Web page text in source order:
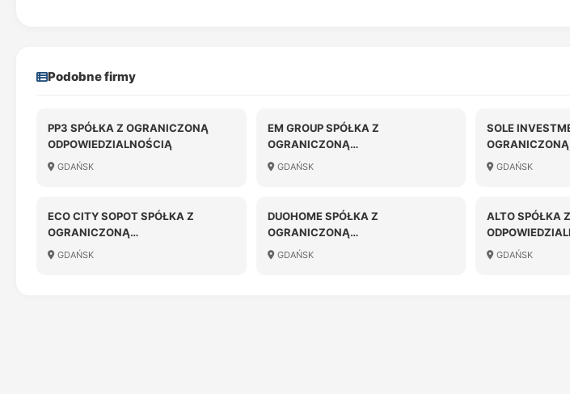
Podobne firmy
PP3 SPÓŁKA Z OGRANICZONĄ
ODPOWIEDZIALNOŚCIĄ
GDAŃSK
EM GROUP SPÓŁKA Z
OGRANICZONĄ
ODPOWIEDZIALNOŚCIĄ
GDAŃSK
SOLE
OGRANICZONĄ
GDAŃSK
ECO CITY SOPOT SPÓŁKA Z
OGRANICZONĄ
ODPOWIEDZIALNOŚCIĄ
GDAŃSK
DUOHOME SPÓŁKA Z
OGRANICZONĄ
ODPOWIEDZIALNOŚCIĄ
GDAŃSK
ALTO SPÓŁKA
GDAŃSK